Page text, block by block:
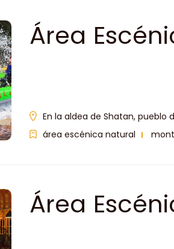
Área
En la aldea de Shatan, pueblo
área escénica natural
Área